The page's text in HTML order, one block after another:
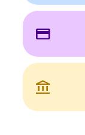
payment
account_balance